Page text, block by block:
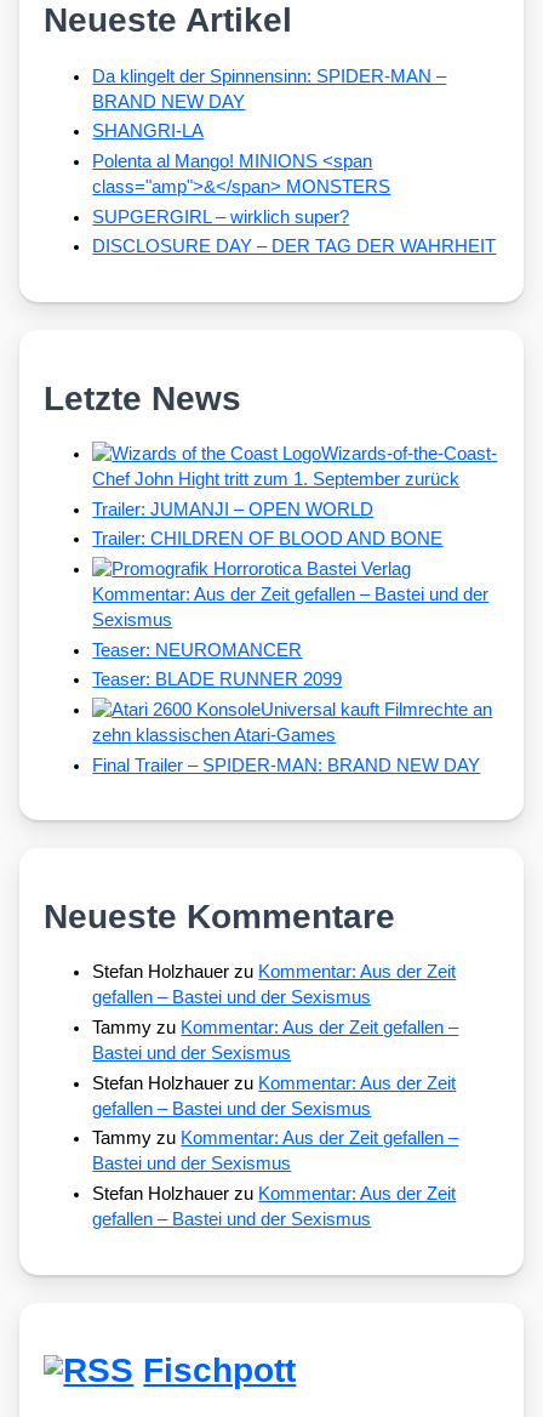
Neueste Artikel
Da klingelt der Spinnensinn: SPIDER-MAN –
BRAND NEW DAY
SHANGRI-LA
Polenta al Mango! MINIONS <span
class="amp">&</span> MONSTERS
SUPGERGIRL – wirklich super?
DISCLOSURE DAY – DER TAG DER WAHRHEIT
Letzte News
Wizards-of-the-Coast-
Chef John Hight tritt zum 1. September zurück
Trailer: JUMANJI – OPEN WORLD
Trailer: CHILDREN OF BLOOD AND BONE
Kommentar: Aus der Zeit gefallen – Bastei und der
Sexismus
Teaser: NEUROMANCER
Teaser: BLADE RUNNER 2099
Universal kauft Filmrechte an
zehn klassischen Atari-Games
Final Trailer – SPIDER-MAN: BRAND NEW DAY
Neueste Kommentare
Stefan Holzhauer zu Kommentar: Aus der Zeit
gefallen – Bastei und der Sexismus
Tammy zu Kommentar: Aus der Zeit gefallen –
Bastei und der Sexismus
Stefan Holzhauer zu Kommentar: Aus der Zeit
gefallen – Bastei und der Sexismus
Tammy zu Kommentar: Aus der Zeit gefallen –
Bastei und der Sexismus
Stefan Holzhauer zu Kommentar: Aus der Zeit
gefallen – Bastei und der Sexismus
Fischpott